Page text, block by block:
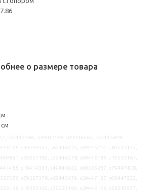
о размере товара